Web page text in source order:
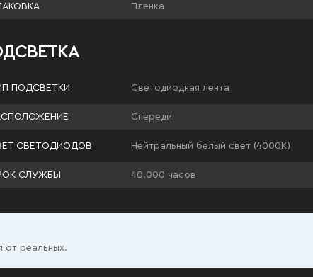
Пленка
ПОДСВЕТКИ Светодиодная лента
Спереди
СВЕТОДИОДОВ Нейтральный белый свет (4000К)
СЛУЖБЫ 40.000 часов
от реальных.